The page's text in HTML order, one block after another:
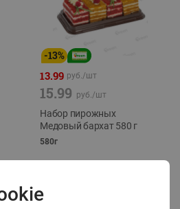
-13%
13.99 руб./шт
15.99 руб./шт
Набор пирожных
Медовый бархат 580 г
580г